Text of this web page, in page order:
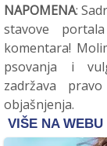
NAPOMENA:
stavove
komentara!
psovanja i
zadržava
objašnjenja.